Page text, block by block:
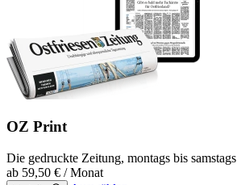
OZ Print
Die gedruckte Zeitung, montags bis samstags
ab 59,50 € / Monat